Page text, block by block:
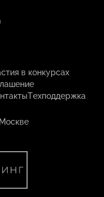
в конкурсах
Техподдержка